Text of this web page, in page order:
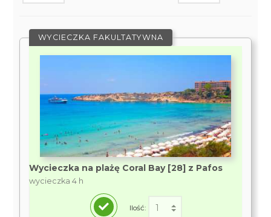
WYCIECZKA FAKULTATYWNA
Wycieczka na plażę Coral Bay [28] z Pafos
wycieczka 4 h
Ilość: